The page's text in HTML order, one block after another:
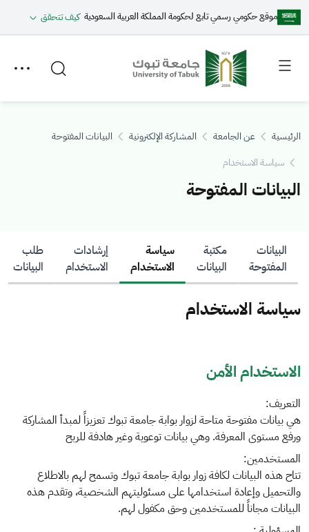
موقع حكومي رسمي تابع لحكومة المملكة العربية السعودية كيف تتحقق
Toggle
menu
Toggle
menu
الرئيسية عن الجامعة المشاركة الإلكترونية
البيانات المفتوحة
سياسة الاستخدام
البيانات المفتوحة
البيانات
المفتوحة
مكتبة
البيانات
سياسة
الاستخدام
إرشادات
الاستخدام
طلب
البيانات
سياسة الاستخدام
الاستخدام الأمن
التعريف:
هي بيانات مفتوحة متاحة لزوار بوابة جامعة تبوك تعزيزاً لمبدأ المشاركة
ورفع مستوى المعرفة. وهي بيانات توعوية وغير هادفة للربح
المستخدمين:
تتاح هذه البيانات لكافة زوار بوابة جامعة تبوك وتسمح لهم بالاطلاع
والتحميل وإعادة استخدامها على مسئوليتهم الشخصية، وتقدم هذه
البيانات مجاناً للمستخدمين وحق مكفول لهم.